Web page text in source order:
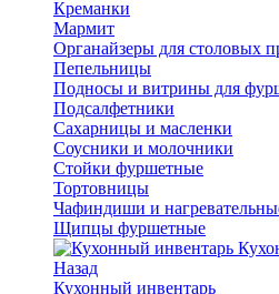
Креманки
Мармит
Органайзеры для столовых
Пепельницы
Подносы и витрины для
Подсалфетники
Сахарницы и масленки
Соусники и молочники
Стойки фуршетные
Тортовницы
Чафиндиши и
Щипцы фуршетные
Назад
Кухонный инвентарь